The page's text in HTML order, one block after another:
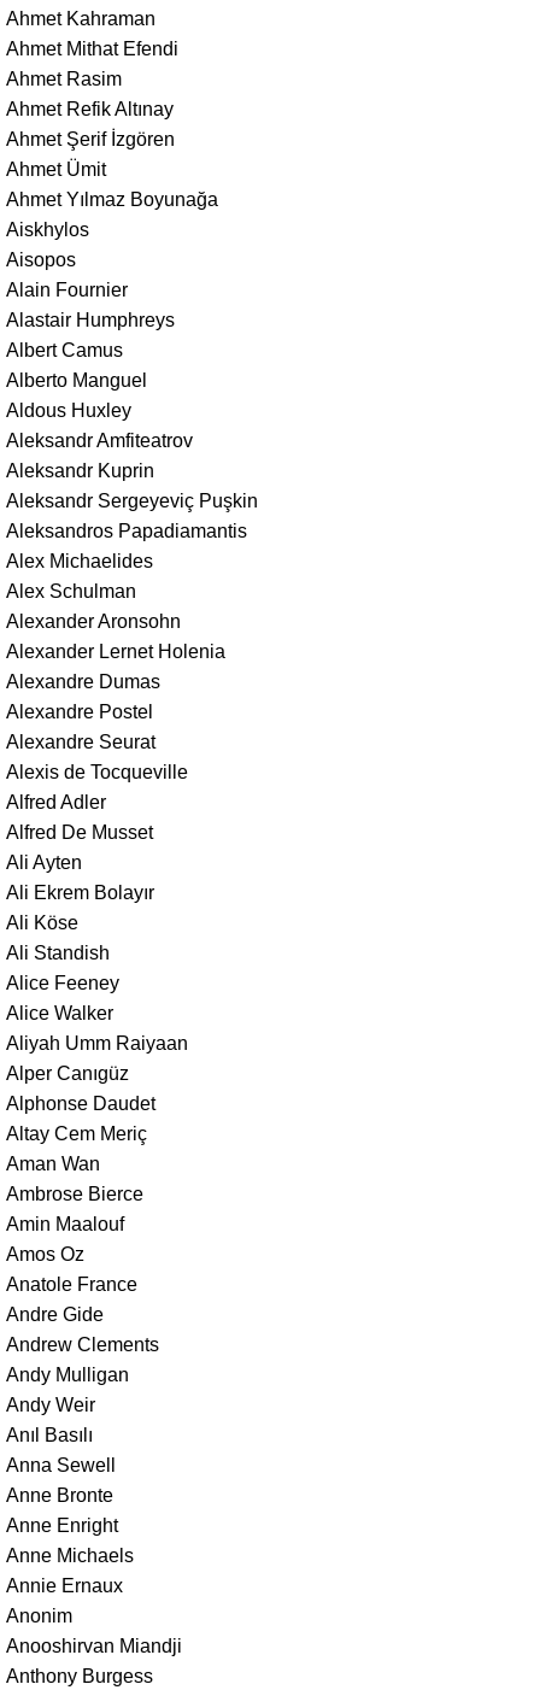
Ahmet Kahraman
Ahmet Mithat Efendi
Ahmet Rasim
Ahmet Refik Altınay
Ahmet Şerif İzgören
Ahmet Ümit
Ahmet Yılmaz Boyunağa
Aiskhylos
Aisopos
Alain Fournier
Alastair Humphreys
Albert Camus
Alberto Manguel
Aldous Huxley
Aleksandr Amfiteatrov
Aleksandr Kuprin
Aleksandr Sergeyeviç Puşkin
Aleksandros Papadiamantis
Alex Michaelides
Alex Schulman
Alexander Aronsohn
Alexander Lernet Holenia
Alexandre Dumas
Alexandre Postel
Alexandre Seurat
Alexis de Tocqueville
Alfred Adler
Alfred De Musset
Ali Ayten
Ali Ekrem Bolayır
Ali Köse
Ali Standish
Alice Feeney
Alice Walker
Aliyah Umm Raiyaan
Alper Canıgüz
Alphonse Daudet
Altay Cem Meriç
Aman Wan
Ambrose Bierce
Amin Maalouf
Amos Oz
Anatole France
Andre Gide
Andrew Clements
Andy Mulligan
Andy Weir
Anıl Basılı
Anna Sewell
Anne Bronte
Anne Enright
Anne Michaels
Annie Ernaux
Anonim
Anooshirvan Miandji
Anthony Burgess